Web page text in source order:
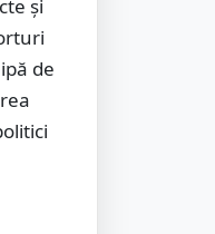
și
de